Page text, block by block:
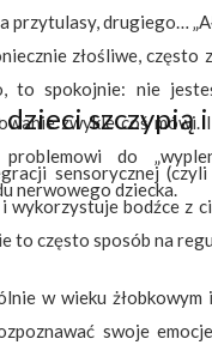
przytulasy, drugiego…
złośliwe, często
to spokojnie: nie
zwykle coś mówi.
do
nerwowego dziecka.
szczypią
sensorycznej
wykorzystuje bodźce z
to często sposób na
w wieku żłobkowym
swoje